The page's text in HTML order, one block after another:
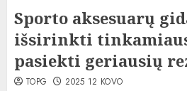
Sporto aksesuarų
išsirinkti
pasiekti geriausių
TOPG 2025 12 KOVO